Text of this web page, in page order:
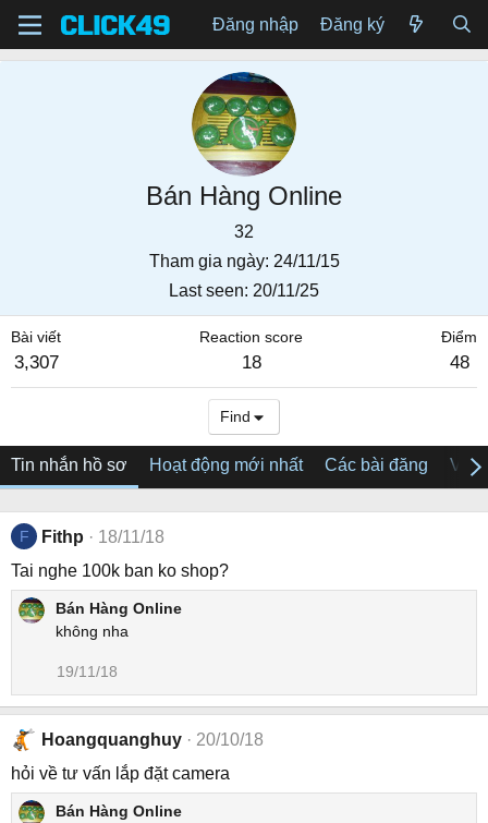
Đăng nhập Đăng ký
Bán Hàng Online
32
Tham gia ngày 24/11/15
Last seen 20/11/25
Bài viết
3,307
Reaction score
18
Điểm
48
Find
Tin nhắn hồ sơ Hoạt động mới nhất Các bài đăng Về
F Fithp
18/11/18
Tai nghe 100k ban ko shop?
Bán Hàng Online
không nha
19/11/18
Hoangquanghuy
20/10/18
hỏi về tư vấn lắp đặt camera
Bán Hàng Online